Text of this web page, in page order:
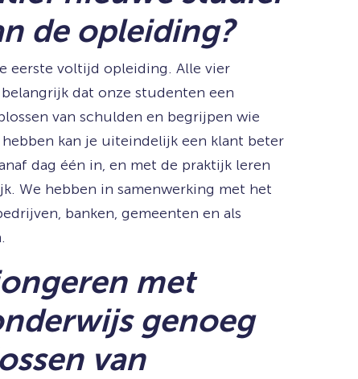
de opleiding?
eerste voltijd opleiding. Alle vier
dat onze studenten een
van schulden en begrijpen wie
kan je uiteindelijk een klant beter
dag één in, en met de praktijk leren
We hebben in samenwerking met het
banken, gemeenten en als
met
genoeg
van